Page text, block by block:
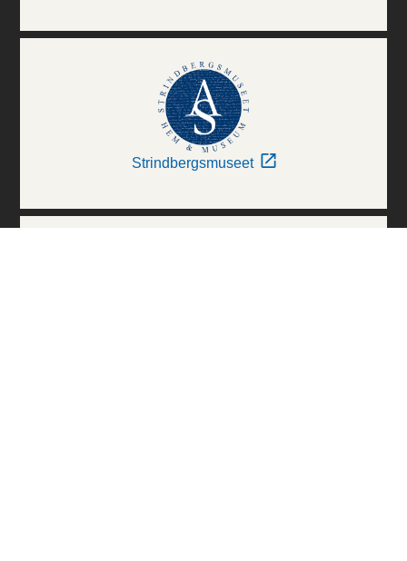
Strindbergsmuseet